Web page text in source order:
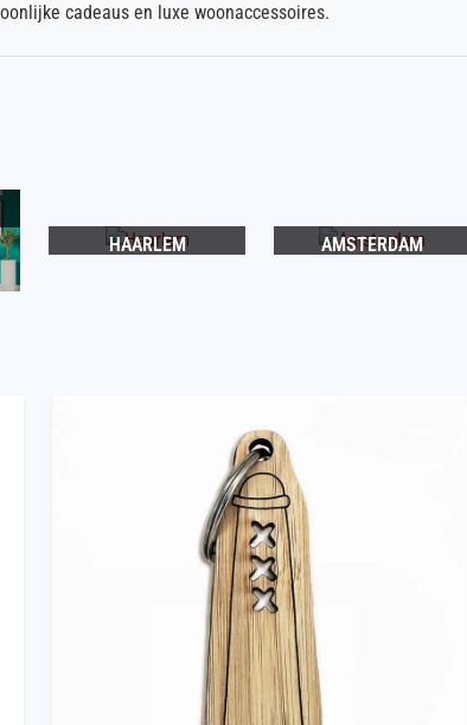
cadeaus en luxe woonaccessoires.
HAARLEM
AMSTERDAM